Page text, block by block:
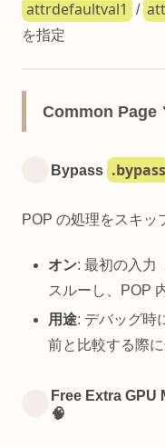
attrdefaultval1 /
を指定
Common Page
Bypass .bypass
POP の処理をスキッ
オン: 最初の入力
スルーし、POP
用途: デバッグ時
前と比較する際に
Free Extra GPU
🧠